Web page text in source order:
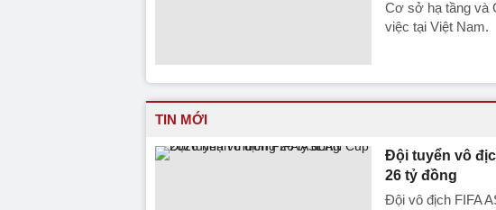
Cơ sở hạ tầng và
việc tại Việt Nam.
TIN MỚI
Đội tuyển vô
26 tỷ đồng
Đội vô địch FIFA